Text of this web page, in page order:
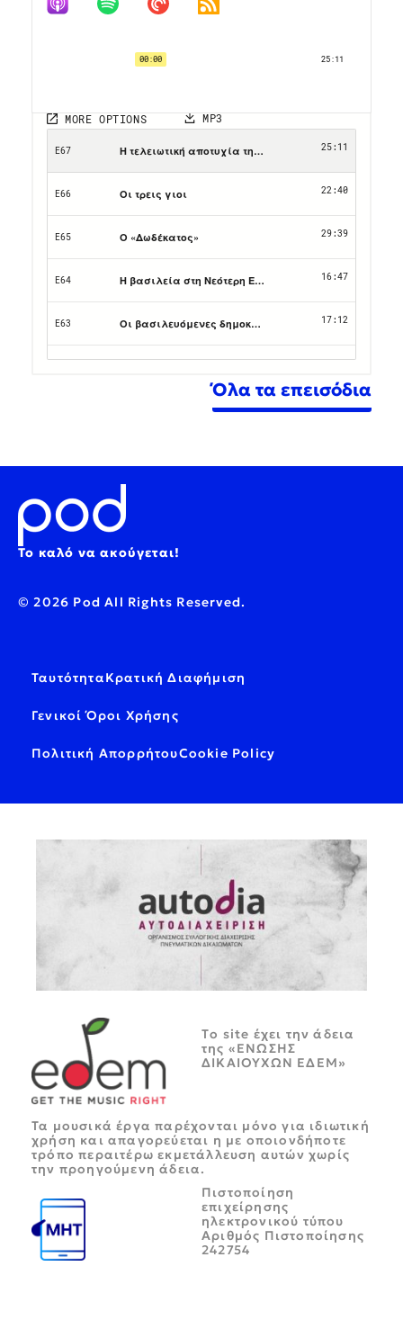
Όλα τα επεισόδια
Το καλό να ακούγεται!
© 2026 Pod All Rights Reserved.
ΤαυτότηταΚρατική Διαφήμιση
Γενικοί Όροι Χρήσης
Πολιτική ΑπορρήτουCookie Policy
Tο site έχει την άδεια
της «ΕΝΩΣΗΣ
ΔΙΚΑΙΟΥΧΩΝ ΕΔΕΜ»
Τα μουσικά έργα παρέχονται μόνο για ιδιωτική
χρήση και απαγορεύεται η με οποιονδήποτε
τρόπο περαιτέρω εκμετάλλευση αυτών χωρίς
την προηγούμενη άδεια.
Πιστοποίηση
επιχείρησης
ηλεκτρονικού τύπου
Αριθμός Πιστοποίησης
242754